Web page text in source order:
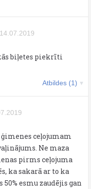
14.07.2019
biļetes piekrīti
Atbildes (1)
ceļojumam
Ne maza
pirms ceļojuma
ka sakarā ar to ka
esmu zaudējis gan